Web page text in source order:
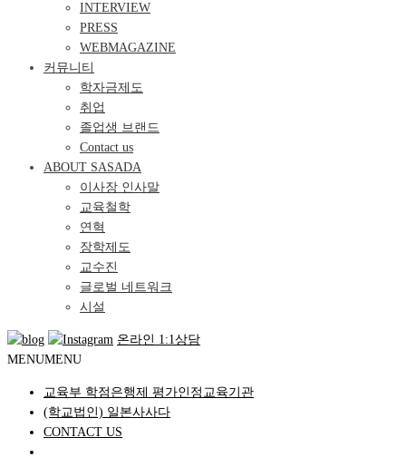
INTERVIEW
PRESS
WEBMAGAZINE
커뮤니티
학자금제도
취업
졸업생 브랜드
Contact us
ABOUT SASADA
이사장 인사말
교육철학
연혁
장학제도
교수진
글로벌 네트워크
시설
온라인 1:1상담
MENUMENU
교육부 학점은행제 평가인정교육기관
(학교법인) 일본사사다
CONTACT US